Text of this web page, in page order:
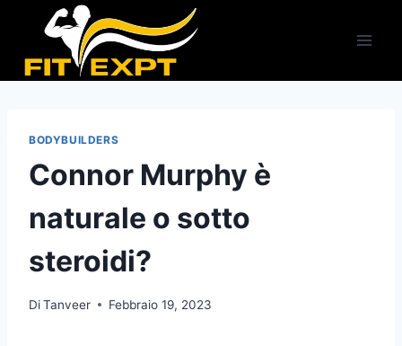
contenuto
BODYBUILDERS
Connor Murphy è
naturale o sotto
steroidi?
DiTanveer Febbraio 19, 2023